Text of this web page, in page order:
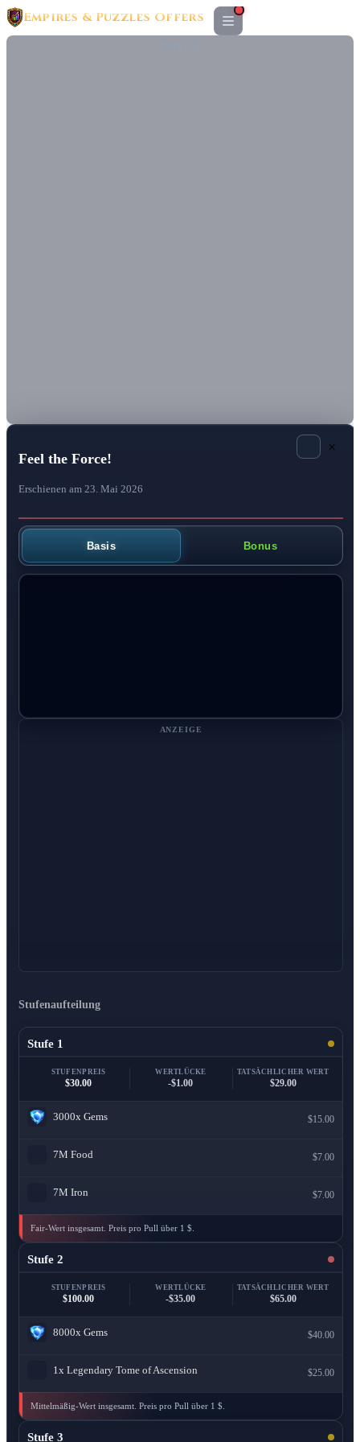
Empires & Puzzles Offers
Feel the Force!
Erschienen am 23. Mai 2026
×
Basis Bonus
ANZEIGE
Stufenaufteilung
Stufe 1
STUFENPREIS
$30.00
WERTLÜCKE
-$1.00
TATSÄCHLICHER WERT
$29.00
3000x Gems $15.00
7M Food $7.00
7M Iron $7.00
Fair-Wert insgesamt. Preis pro Pull über 1 $.
Stufe 2
STUFENPREIS
$100.00
WERTLÜCKE
-$35.00
TATSÄCHLICHER WERT
$65.00
8000x Gems $40.00
1x Legendary Tome of Ascension $25.00
Mittelmäßig-Wert insgesamt. Preis pro Pull über 1 $.
Stufe 3